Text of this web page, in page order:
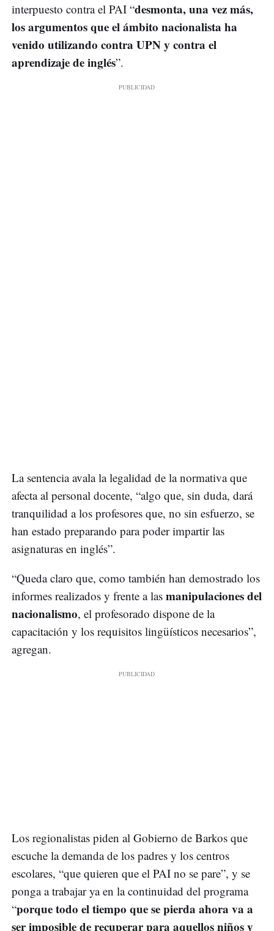
interpuesto contra el PAI “desmonta, una vez más,
los argumentos que el ámbito nacionalista ha
venido utilizando contra UPN y contra el
aprendizaje de inglés”.
La sentencia avala la legalidad de la normativa que
afecta al personal docente, “algo que, sin duda, dará
tranquilidad a los profesores que, no sin esfuerzo, se
han estado preparando para poder impartir las
asignaturas en inglés”.
“Queda claro que, como también han demostrado los
informes realizados y frente a las manipulaciones del
nacionalismo, el profesorado dispone de la
capacitación y los requisitos lingüísticos necesarios”,
agregan.
Los regionalistas piden al Gobierno de Barkos que
escuche la demanda de los padres y los centros
escolares, “que quieren que el PAI no se pare”, y se
ponga a trabajar ya en la continuidad del programa
“porque todo el tiempo que se pierda ahora va a
ser imposible de recuperar para aquellos niños y